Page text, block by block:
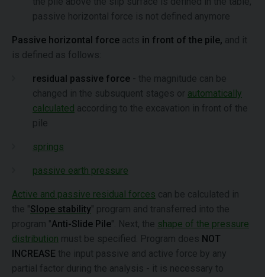
passive horizontal force is not defined anymore
Passive horizontal force acts in front of the pile, and it
is defined as follows:
residual passive force - the magnitude can be
changed in the subsuquent stages or automatically
calculated according to the excavation in front of the
pile
springs
passive earth pressure
Active and passive residual forces can be calculated in
the "Slope stability" program and transferred into the
program "Anti-Slide Pile". Next, the shape of the pressure
distribution must be specified. Program does NOT
INCREASE the input passive and active force by any
partial factor during the analysis - it is necessary to